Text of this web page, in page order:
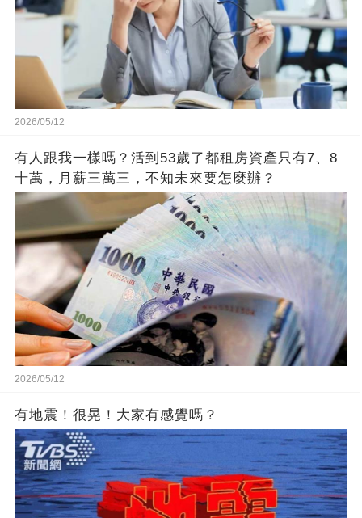
2026/05/12
有人跟我一樣嗎？活到53歲了都租房資產只有7、8
十萬，月薪三萬三，不知未來要怎麼辦？
2026/05/12
有地震！很晃！大家有感覺嗎？